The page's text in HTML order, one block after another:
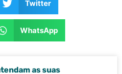
Twitter
WhatsApp
as suas